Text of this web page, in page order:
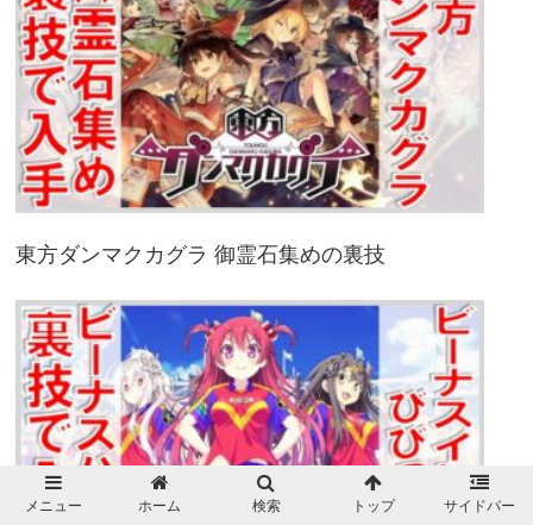
東方ダンマクカグラ 御霊石集めの裏技
メニュー ホーム 検索 トップ サイドバー